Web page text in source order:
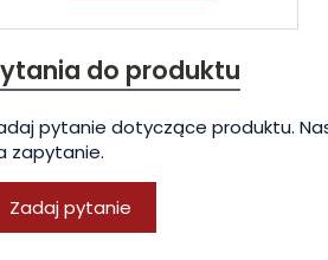
do produktu
pytanie dotyczące produktu.
zapytanie.
Zadaj pytanie